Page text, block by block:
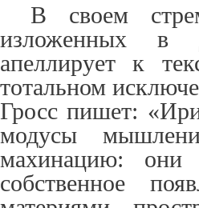
В своем
изложенных в
апеллирует к
тотальном
Гросс пишет:
модусы
махинацию: они
собственное